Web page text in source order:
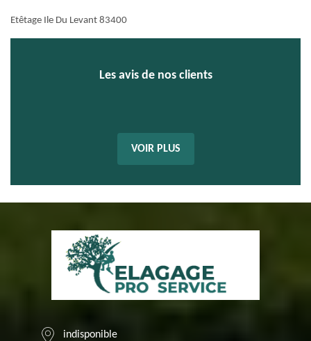
Etêtage Ile Du Levant 83400
Les avis de nos clients
VOIR PLUS
indisponible